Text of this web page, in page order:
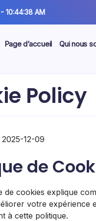
10:44:39 AM
Page d’accueil Qui nous
Policy
12-09
de
de cookies explique
votre expérience
à cette politique.